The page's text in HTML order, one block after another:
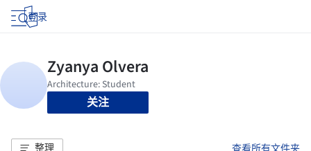
登录
关注
整理 查看所有文件夹